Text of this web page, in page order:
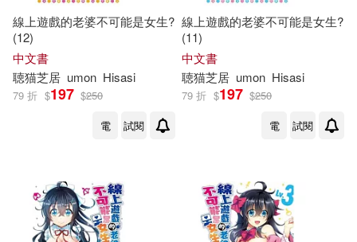
線上遊戲的老婆不可能是女生?
(12)
中文書
聴猫芝居 umon Hisasi
79 折 $197 $250
電
試閱
線上遊戲的老婆不可能是女生?
(11)
中文書
聴猫芝居 umon Hisasi
79 折 $197 $250
電
試閱